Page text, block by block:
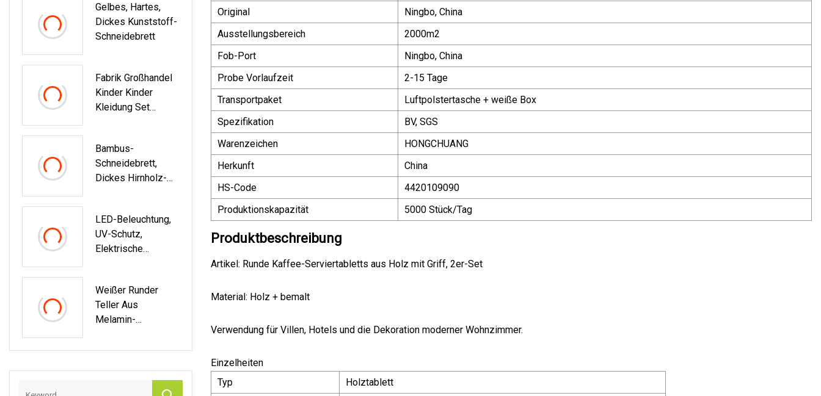
Gelbes, Hartes,
Dickes Kunststoff-
Schneidebrett
Fabrik Großhandel
Kinder Kinder
Kleidung Set
Kleiderbügel
Kunststoff
Kleiderbügel
Bambus-
Schneidebrett,
Dickes Hirnholz-
LED-Beleuchtung,
UV-Schutz,
Elektrische
Kleiderbügel Aus
Aluminium, An Der
Decke Des Balkons
Weißer Runder
Teller Aus
Melamin-
Individuellem Logo
Original
Ningbo, China
Ausstellungsbereich
2000m2
Fob-Port
Ningbo, China
Probe Vorlaufzeit
2-15 Tage
Transportpaket
Luftpolstertasche + weiße Box
Spezifikation
BV, SGS
Warenzeichen
HONGCHUANG
Herkunft
China
HS-Code
4420109090
Produktionskapazität
5000 Stück/Tag
Produktbeschreibung
Artikel: Runde Kaffee-Serviertabletts aus Holz mit Griff, 2er-Set
Material: Holz + bemalt
Verwendung für Villen, Hotels und die Dekoration moderner Wohnzimmer.
Einzelheiten
Typ
Holztablett